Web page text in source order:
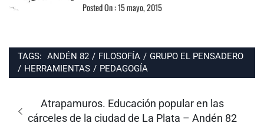
Posted On : 15 mayo, 2015
TAGS: ANDÉN 82 / FILOSOFÍA / GRUPO EL PENSADERO
/ HERRAMIENTAS / PEDAGOGÍA
entradas
Entrada
anterior:
Atrapamuros. Educación popular en las
cárceles de la ciudad de La Plata – Andén 82